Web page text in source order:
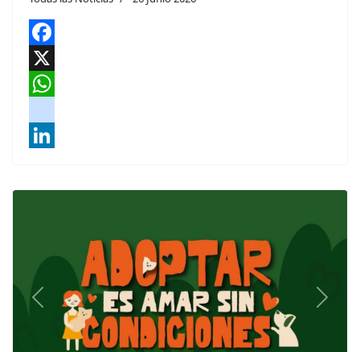
Facebook
X
instagram
Previous Next